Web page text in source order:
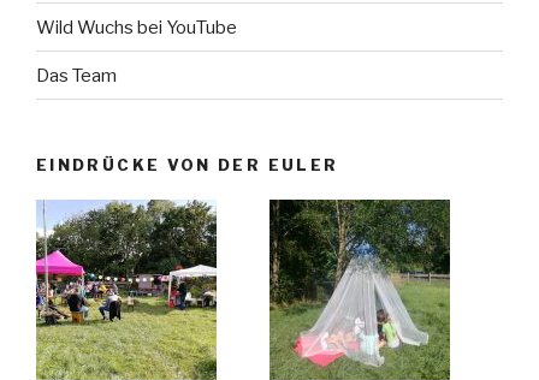
Wild Wuchs bei YouTube
Das Team
EINDRÜCKE VON DER EULER